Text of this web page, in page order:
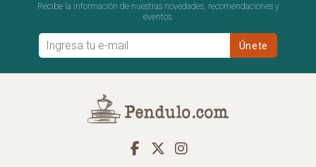
Recibe la información de nuestras novedades, recomendaciones y
eventos.